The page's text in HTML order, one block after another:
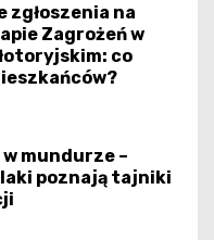
zgłoszenia na
Zagrożeń w
co
w mundurze –
poznają tajniki